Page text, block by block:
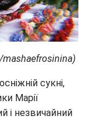
mashaefrosinina)
сукні,
Марії
і незвичайний